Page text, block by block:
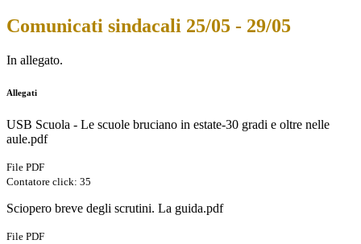
Comunicati sindacali 25/05 - 29/05
In allegato.
Allegati
USB Scuola - Le scuole bruciano in estate-30 gradi e oltre nelle
aule.pdf
File PDF
Contatore click: 35
Sciopero breve degli scrutini. La guida.pdf
File PDF